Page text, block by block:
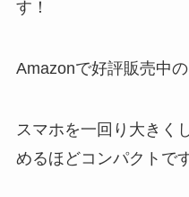
す！
Amazonで好評販売中
スマホを一回り大きく
めるほどコンパクトです